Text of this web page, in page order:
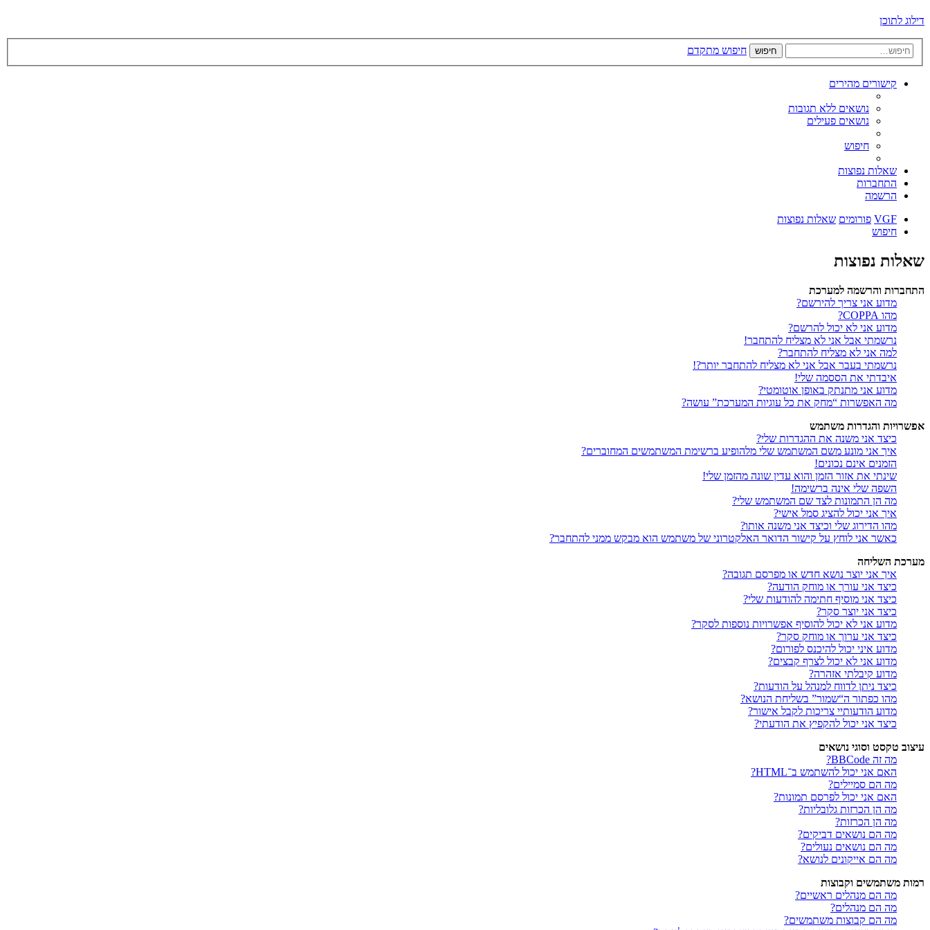
דילוג לתוכן
חיפוש חיפוש מתקדם
קישורים מהירים
נושאים ללא תגובות
נושאים פעילים
חיפוש
שאלות נפוצות
התחברות
הרשמה
VGF פורומים שאלות נפוצות
חיפוש
שאלות נפוצות
התחברות והרשמה למערכת
מדוע אני צריך להירשם?
מהו COPPA?
מדוע אני לא יכול להרשם?
נרשמתי אבל אני לא מצליח להתחבר!
למה אני לא מצליח להתחבר?
נרשמתי בעבר אבל אני לא מצליח להתחבר יותר?!
איבדתי את הססמה שלי!
מדוע אני מתנתק באופן אוטומטי?
מה האפשרות “מחק את כל עוגיות המערכת” עושה?
אפשרויות והגדרות משתמש
כיצד אני משנה את ההגדרות שלי?
איך אני מונע משם המשתמש שלי מלהופיע ברשימת המשתמשים המחוברים?
הזמנים אינם נכונים!
שינתי את אזור הזמן והוא עדין שונה מהזמן שלי!
השפה שלי אינה ברשימה!
מה הן התמונות לצד שם המשתמש שלי?
איך אני יכול להציג סמל אישי?
מהו הדירוג שלי וכיצד אני משנה אותו?
כאשר אני לוחץ על קישור הדואר האלקטרוני של משתמש הוא מבקש ממני להתחבר?
מערכת השליחה
איך אני יוצר נושא חדש או מפרסם תגובה?
כיצד אני עורך או מוחק הודעה?
כיצד אני מוסיף חתימה להודעות שלי?
כיצד אני יוצר סקר?
מדוע אני לא יכול להוסיף אפשרויות נוספות לסקר?
כיצד אני ערוך או מוחק סקר?
מדוע איני יכול להיכנס לפורום?
מדוע אני לא יכול לצרף קבצים?
מדוע קיבלתי אזהרה?
כיצד ניתן לדווח למנהל על הודעות?
מהו כפתור ה“שמור” בשליחת הנושא?
מדוע הודעותיי צריכות לקבל אישור?
כיצד אני יכול להקפיץ את הודעתי?
עיצוב טקסט וסוגי נושאים
מה זה BBCode?
האם אני יכול להשתמש ב־HTML?
מה הם סמיילים?
האם אני יכול לפרסם תמונות?
מה הן הכרזות גלובליות?
מה הן הכרזות?
מה הם נושאים דביקים?
מה הם נושאים נעולים?
מה הם אייקונים לנושא?
רמות משתמשים וקבוצות
מה הם מנהלים ראשיים?
מה הם מנהלים?
מה הם קבוצות משתמשים?